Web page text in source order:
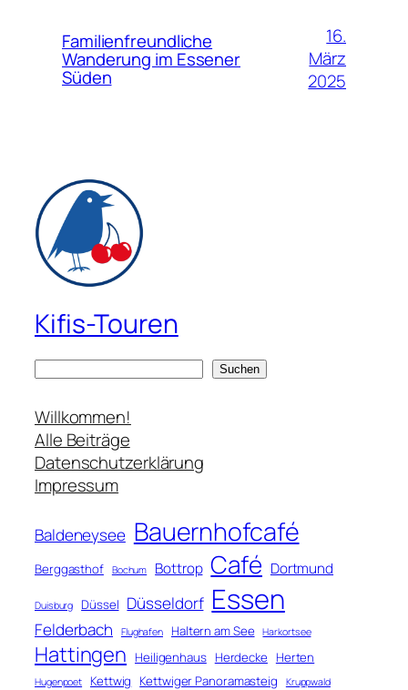
Familienfreundliche
Wanderung im Essener
Süden
16.
März
2025
Kifis-Touren
c
h
e
n
Suchen
Willkommen!
Alle Beiträge
Datenschutzerklärung
Impressum
Baldeneysee Bauernhofcafé
Berggasthof Bochum Bottrop Café Dortmund
Duisburg Düssel Düsseldorf Essen
Felderbach Flughafen Haltern am See Harkortsee
Hattingen Heiligenhaus Herdecke Herten
Hugenpoet Kettwig Kettwiger Panoramasteig Kruppwald